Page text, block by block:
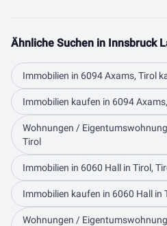
Ähnliche Suchen in Innsbruck
Immobilien in 6094 Axams, Tirol
Immobilien kaufen in 6094
Wohnungen /
Tirol
Immobilien in 6060 Hall in Tirol,
Immobilien kaufen in 6060 Hall in
Wohnungen /